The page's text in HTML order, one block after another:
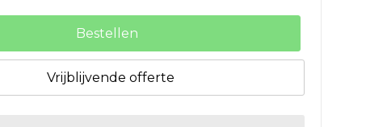
Bestellen
Vrijblijvende offerte